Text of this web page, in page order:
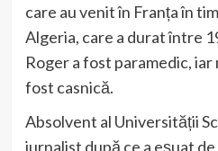
care au venit în Franța în
Algeria, care a durat între
Roger a fost paramedic, iar
fost casnică.
Absolvent al Universității
jurnalist după ce a eșuat